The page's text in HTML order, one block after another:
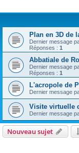
Plan en 3D de
Dernier message
Réponses : 1
Abbatiale de
Dernier message
Réponses : 1
L'acropole de
Dernier message
Visite virtuelle
Dernier message
Nouveau sujet